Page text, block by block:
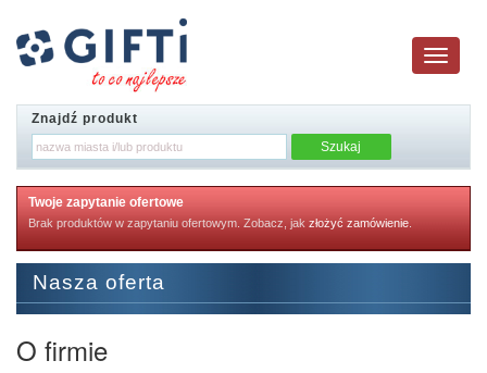
Toggle
navigation
Znajdź produkt
Twoje zapytanie ofertowe
Brak produktów w zapytaniu ofertowym. Zobacz, jak złożyć zamówienie
Nasza oferta
O firmie